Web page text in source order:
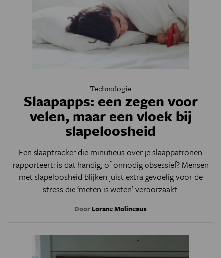
Technologie
Slaapapps: een zegen voor
velen, maar een vloek bij
slapeloosheid
Een slaaptracker die minutieus over je slaappatronen
rapporteert: is dat handig, of onnodig obsessief? Mensen
met slapeloosheid blijken juist extra gevoelig voor de
stress die ‘meten is weten’ veroorzaakt.
Door Lorane Molineaux